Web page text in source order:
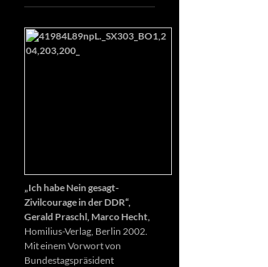
„Ich habe Nein gesagt-
Zivilcourage in der DDR“,
Gerald Praschl, Marco Hecht,
Homilius-Verlag, Berlin 2002.
Mit einem Vorwort von
Bundestagspräsident